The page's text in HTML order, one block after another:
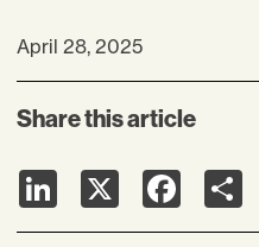
April 28, 2025
Share this article
LinkedIn Facebook